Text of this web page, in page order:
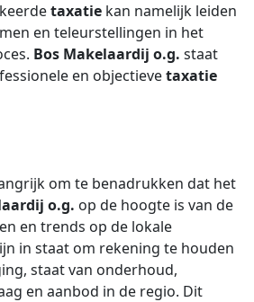
taxatie kan namelijk leiden
en teleurstellingen in het
Bos Makelaardij o.g. staat
en objectievetaxatie
om te benadrukken dat het
o.g. op de hoogte is van de
en trends op de lokale
in staat om rekening te houden
staat van onderhoud,
en aanbod in de regio. Dit